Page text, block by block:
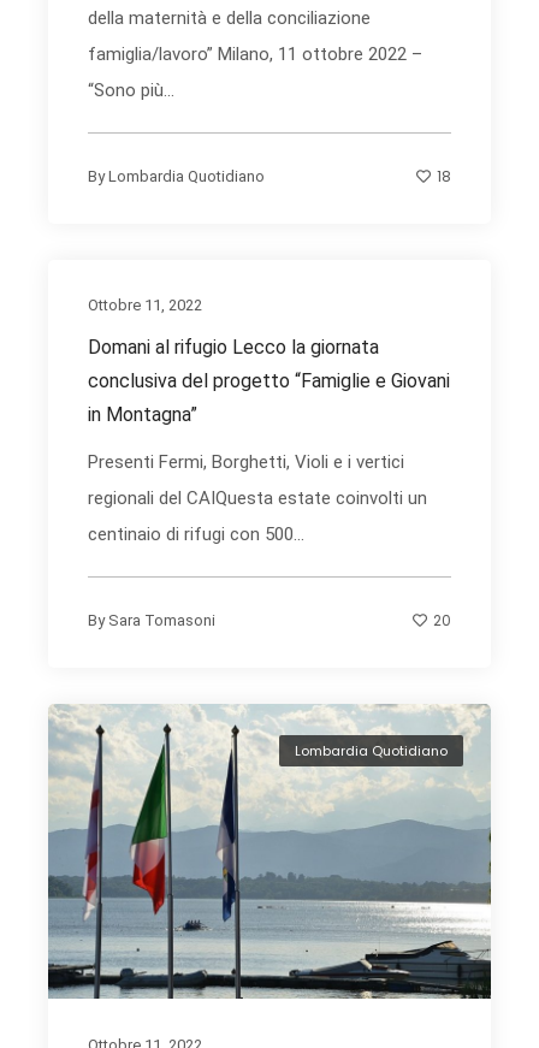
della maternità e della conciliazione
famiglia/lavoro” Milano, 11 ottobre 2022 –
“Sono più...
ByLombardia Quotidiano 18
Ottobre 11, 2022
Domani al rifugio Lecco la giornata
conclusiva del progetto “Famiglie e Giovani
in Montagna”
Presenti Fermi, Borghetti, Violi e i vertici
regionali del CAIQuesta estate coinvolti un
centinaio di rifugi con 500...
By Sara Tomasoni 20
Lombardia Quotidiano